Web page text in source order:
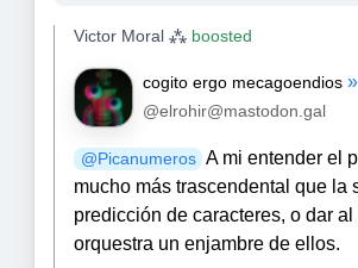
Victor Moral ⁂boosted
cogito ergo mecagoendios »
@elrohir@mastodon.gal
@Picanumeros A mi entender el
mucho más trascendental que la
predicción de caracteres, o dar
orquestra un enjambre de ellos.